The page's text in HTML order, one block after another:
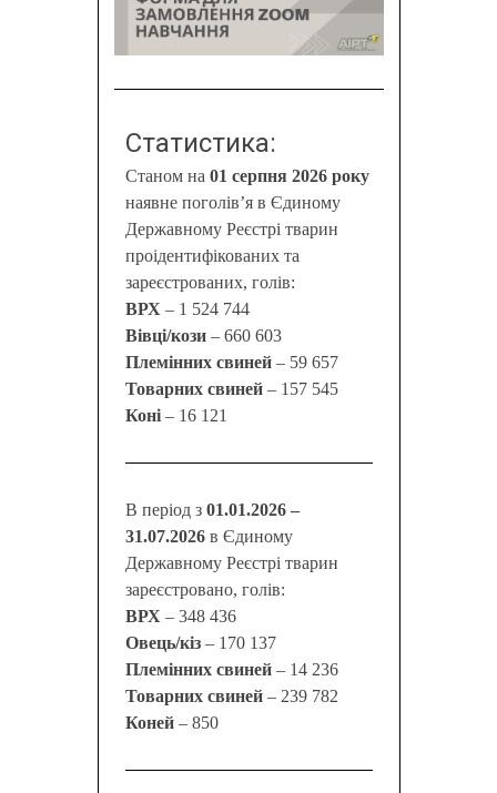
Статистика:
Станом на01 серпня 2026 року
наявне поголів’я в Єдиному
Державному Реєстрі тварин
проідентифікованих та
зареєстрованих, голів:
ВРХ– 1 524 744
Вівці/кози– 660 603
Племінних свиней– 59 657
Товарних свиней – 157 545
Коні– 16 121
В період з01.01.2026 –
31.07.2026 в Єдиному
Державному Реєстрі тварин
зареєстровано, голів:
ВРХ– 348 436
Овець/кіз– 170 137
Племінних свиней– 14 236
Товарних свиней– 239 782
Коней– 850